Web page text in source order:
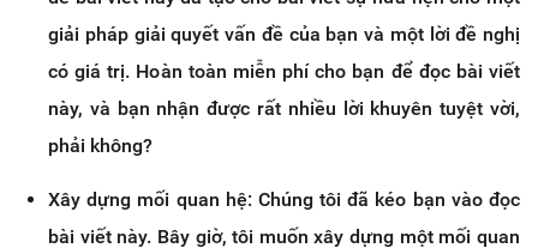
giải pháp giải quyết vấn đề của bạn và một lời đề nghị
có giá trị. Hoàn toàn miễn phí cho bạn để đọc bài viết
này, và bạn nhận được rất nhiều lời khuyên tuyệt vời,
phải không?
Xây dựng mối quan hệ: Chúng tôi đã kéo bạn vào đọc
bài viết này. Bây giờ, tôi muốn xây dựng một mối quan